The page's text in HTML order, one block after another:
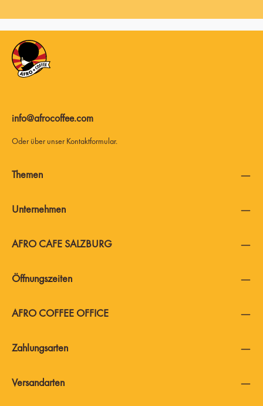
info@afrocoffee.com
Oder über unser Kontaktformular.
AFRO COFFEE OFFICE
AFRO CAFE SALZBURG
Zahlungsarten
Themen
Unternehmen
Öffnungszeiten
Versandarten